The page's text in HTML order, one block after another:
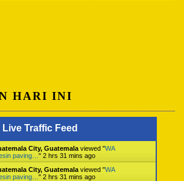
HARI INI
Live Traffic Feed
City, Guatemala viewed "WA
paving… " 2 hrs 31 mins ago
City, Guatemala viewed "WA
paving… " 2 hrs 31 mins ago